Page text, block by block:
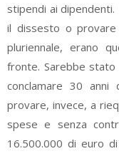
stipendi ai
il dissesto o
pluriennale, erano
fronte. Sarebbe
conclamare 30 anni
provare, invece, a
spese e senza
16.500.000 di euro